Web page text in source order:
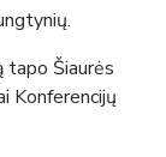
tapo Šiaurės
Konferencijų